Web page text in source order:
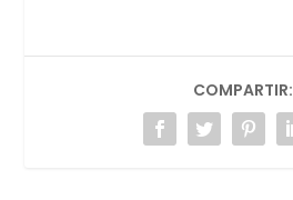
COMPARTIR: